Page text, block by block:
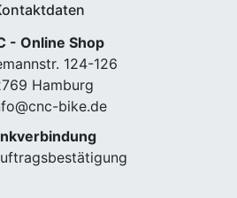
- Online Shop
124-126
Hamburg
bike.de